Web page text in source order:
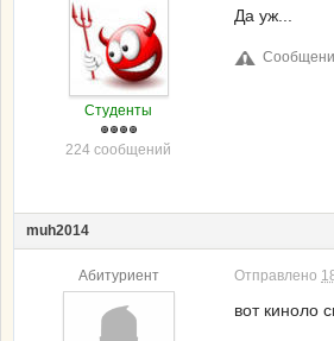
Студенты
224 сообщений
Да уж...
muh2014
Абитуриент Отправлено
вот киноло